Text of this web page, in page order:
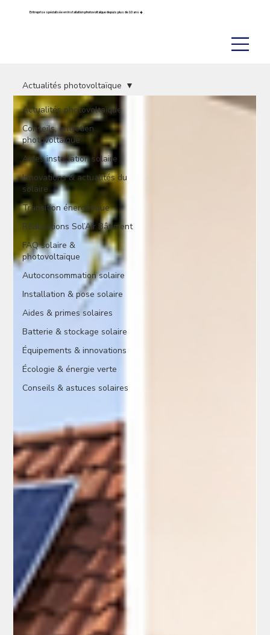
Entreprise spécialisée en installation photovoltaïque depuis plus de 10 ans ☀️
Actualités photovoltaïque
Conseils, entretien
photovoltaïque
Aides installation solaire
Innovations & actualités du
solaire
Transition énergétique
Réalisations Sol’Air Bâtiment
FAQ solaire &
photovoltaïque
Autoconsommation solaire
Installation & pose solaire
Aides & primes solaires
Batterie & stockage solaire
Équipements & innovations
Écologie & énergie verte
Conseils & astuces solaires
Actualités photovoltaïque